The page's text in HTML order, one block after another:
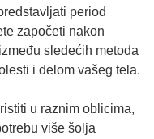
period
započeti nakon
sledećih metoda
i delom vašeg tela.
u raznim oblicima,
više šolja